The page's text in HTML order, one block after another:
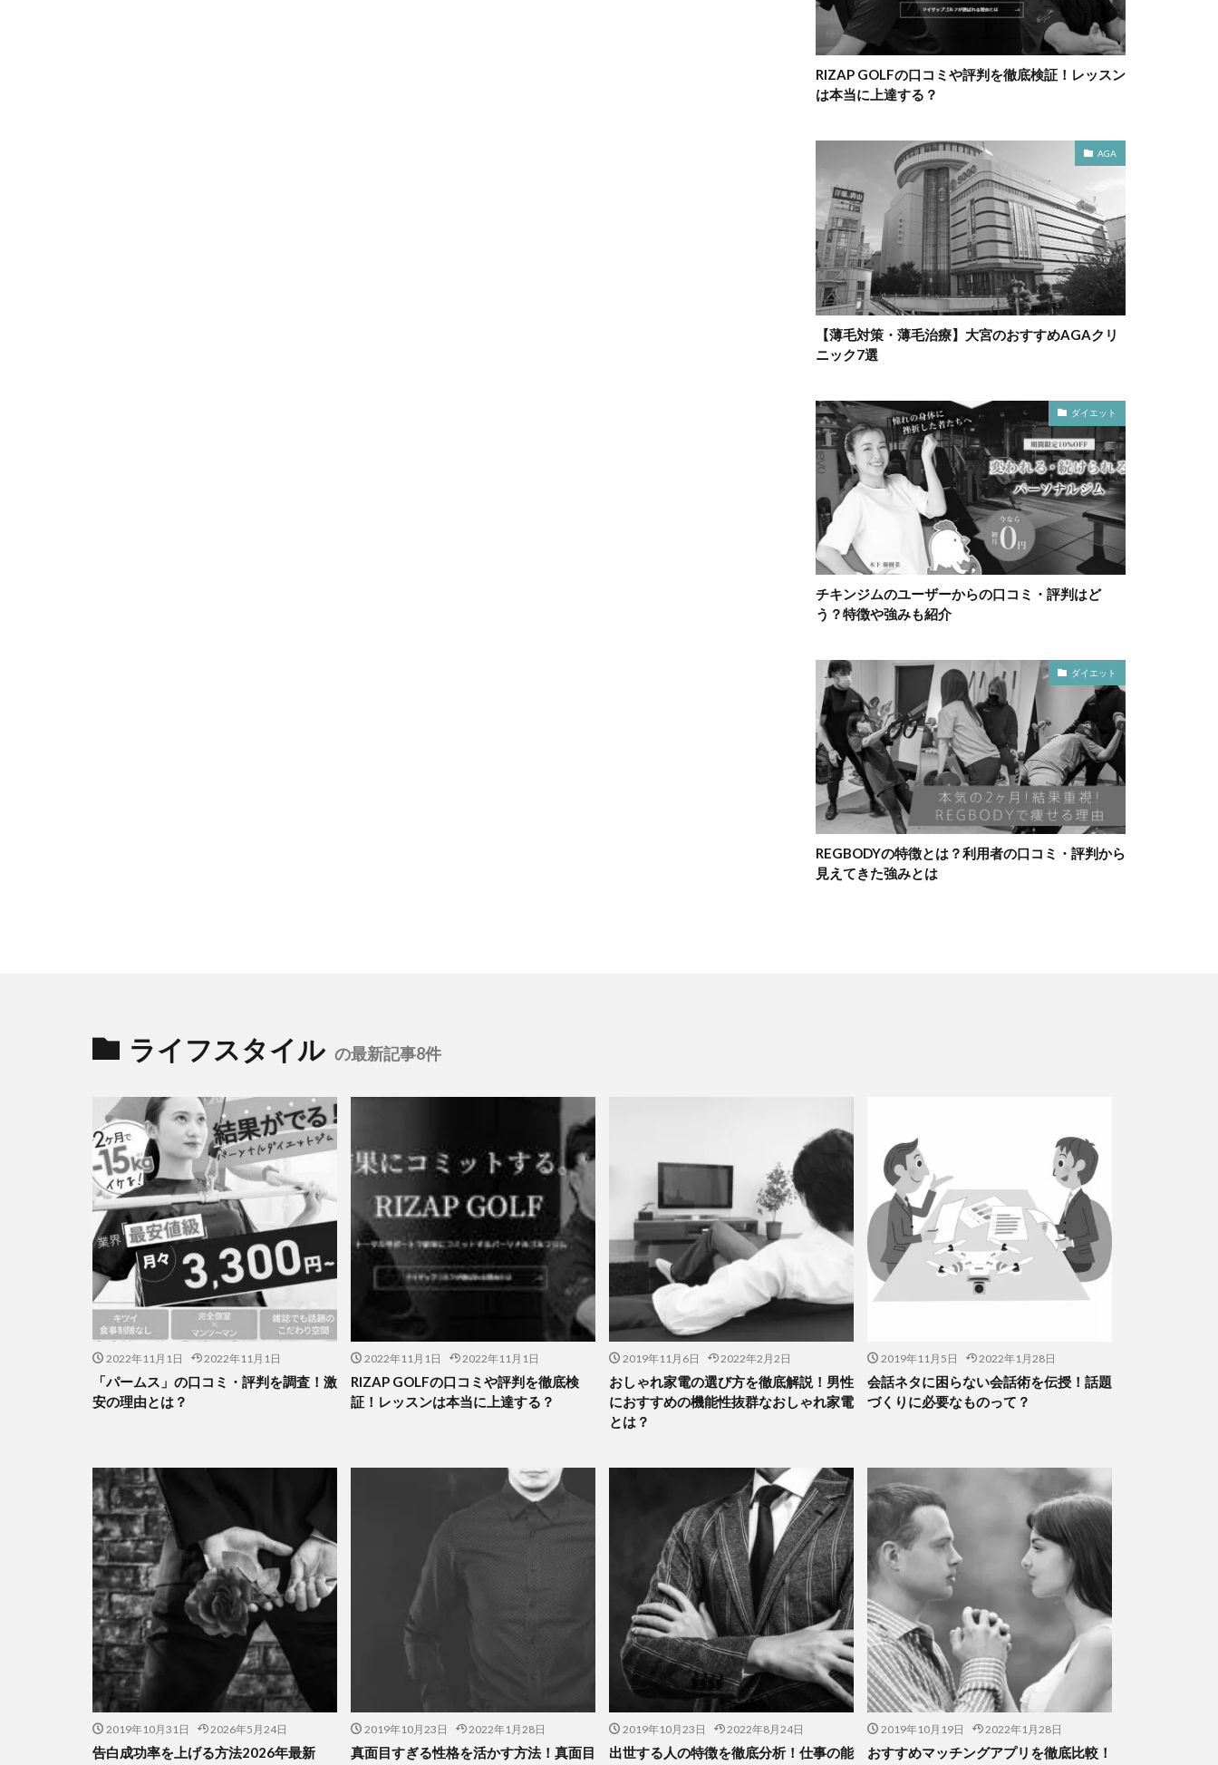
RIZAP GOLFの口コミや評判を徹底検証！レッスン
は本当に上達する？
AGA
【薄毛対策・薄毛治療】大宮のおすすめAGAクリ
ニック7選
ダイエット
チキンジムのユーザーからの口コミ・評判はど
う？特徴や強みも紹介
ダイエット
REGBODYの特徴とは？利用者の口コミ・評判から
見えてきた強みとは
ライフスタイル の最新記事8件
2022年11月1日 2022年11月1日
「パームス」の口コミ・評判を調査！激
安の理由とは？
2022年11月1日 2022年11月1日
RIZAP GOLFの口コミや評判を徹底検
証！レッスンは本当に上達する？
2019年11月6日 2022年2月2日
おしゃれ家電の選び方を徹底解説！男性
におすすめの機能性抜群なおしゃれ家電
とは？
2019年11月5日 2022年1月28日
会話ネタに困らない会話術を伝授！話題
づくりに必要なものって？
2019年10月31日 2026年5月24日
告白成功率を上げる方法2026年最新
2019年10月23日 2022年1月28日
真面目すぎる性格を活かす方法！真面目
2019年10月23日 2022年8月24日
出世する人の特徴を徹底分析！仕事の能
2019年10月19日 2022年1月28日
おすすめマッチングアプリを徹底比較！